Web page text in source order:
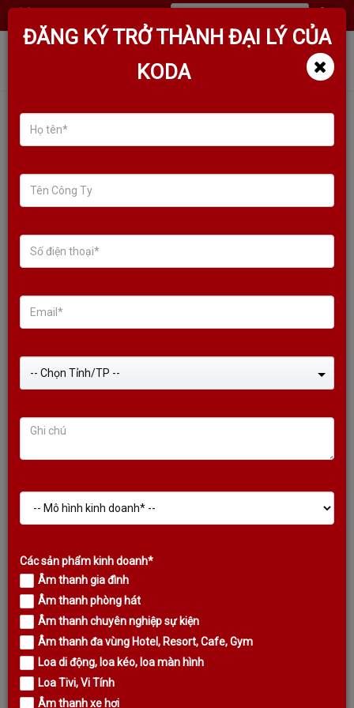
CỤC ĐẨY KODA KP2900A BIG
LCD SCREEN CAO CẤP NHẤT
CỤC ĐẨY KODA KP2900A BIG LCD
SCREEN CAO CẤP NHẤT
Liên hệ
ĐĂNG KÝ TRỞ THÀNH ĐẠI LÝ CỦA
KODA
-- Chọn Tỉnh/TP --
Các sản phẩm kinh doanh*
Âm thanh gia đình
Âm thanh phòng hát
Âm thanh chuyên nghiệp sự kiện
Âm thanh đa vùng Hotel, Resort, Cafe, Gym
Loa di động, loa kéo, loa màn hình
Loa Tivi, Vi Tính
Âm thanh xe hơi